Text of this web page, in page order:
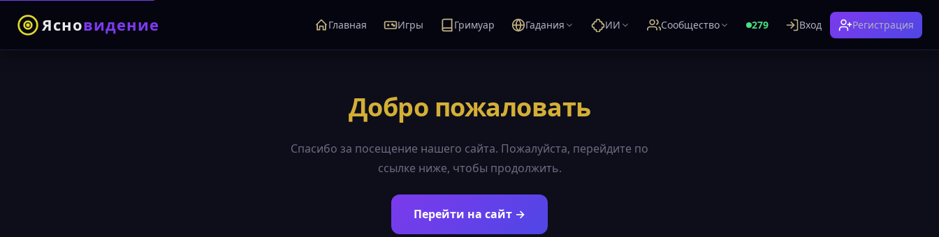
Ясновидение Главная Игры Гримуар Гадания ИИ Сообщество 279 Вход Регистрация
Добро пожаловать
Спасибо за посещение нашего сайта. Пожалуйста, перейдите по
ссылке ниже, чтобы продолжить.
Перейти на сайт →